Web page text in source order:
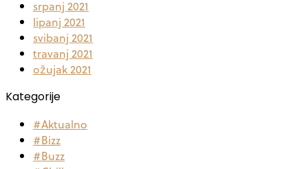
srpanj 2021
lipanj 2021
svibanj 2021
travanj 2021
ožujak 2021
Kategorije
#Aktualno
#Bizz
#Buzz